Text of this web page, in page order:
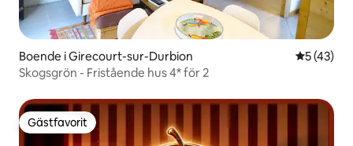
Boende i Girecourt-sur-Durbion 5 av 5 i
5 (43)
Skogsgrön - Fristående hus 4* för 2
Gästfavorit
Gästfavorit